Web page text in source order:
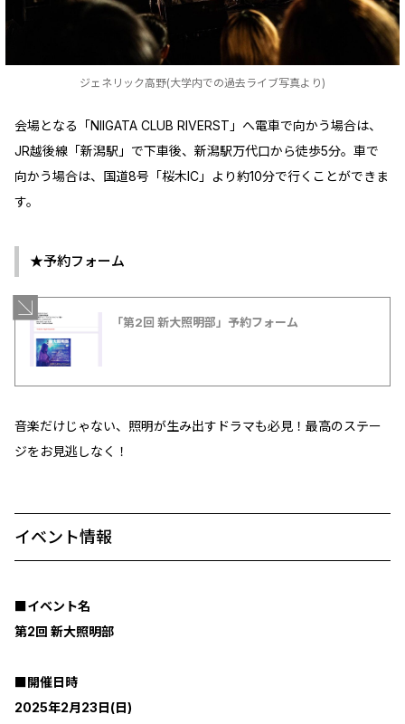
ジェネリック高野(大学内での過去ライブ写真より)
会場となる「NIIGATA CLUB RIVERST」へ電車で向かう場合は、
JR越後線「新潟駅」で下車後、新潟駅万代口から徒歩5分。車で
向かう場合は、国道8号「桜木IC」より約10分で行くことができま
す。
★予約フォーム
「第2回 新大照明部」予約フォーム
音楽だけじゃない、照明が生み出すドラマも必見！最高のステー
ジをお見逃しなく！
イベント情報
■イベント名
第2回 新大照明部
■開催日時
2025年2月23日(日)